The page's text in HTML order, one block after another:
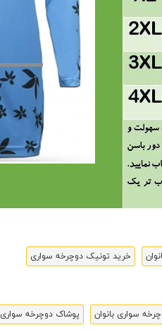
خرید تونیک دوچرخه سواری
سواری بانوان پوشاک دوچرخه سواری